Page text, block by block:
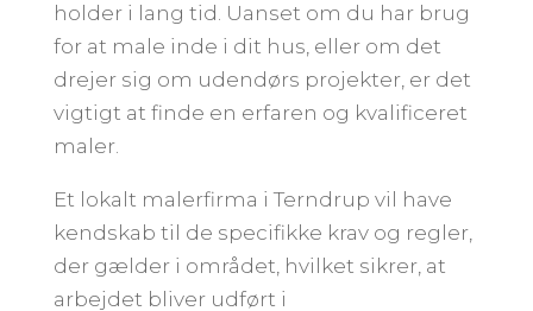
holder i lang tid. Uanset om du har brug
for at male inde i dit hus, eller om det
drejer sig om udendørs projekter, er det
vigtigt at finde en erfaren og kvalificeret
maler.
Et lokalt malerfirma i Terndrup vil have
kendskab til de specifikke krav og regler,
der gælder i området, hvilket sikrer, at
arbejdet bliver udført i